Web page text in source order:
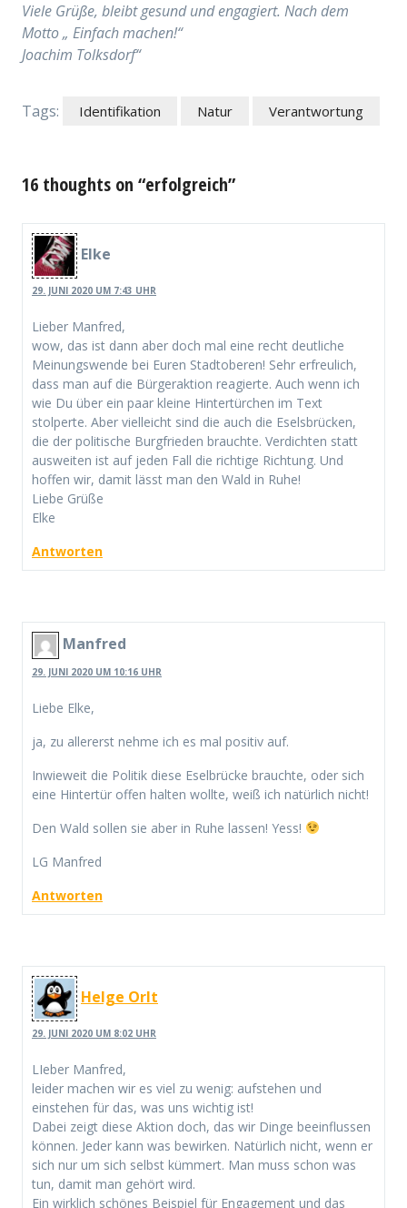
Viele Grüße, bleibt gesund und engagiert. Nach dem
Motto „ Einfach machen!“
Joachim Tolksdorf“
Tags: Identifikation Natur Verantwortung
16 thoughts on “erfolgreich”
Elke
29. JUNI 2020 UM 7:43 UHR
Lieber Manfred,
wow, das ist dann aber doch mal eine recht deutliche
Meinungswende bei Euren Stadtoberen! Sehr erfreulich,
dass man auf die Bürgeraktion reagierte. Auch wenn ich
wie Du über ein paar kleine Hintertürchen im Text
stolperte. Aber vielleicht sind die auch die Eselsbrücken,
die der politische Burgfrieden brauchte. Verdichten statt
ausweiten ist auf jeden Fall die richtige Richtung. Und
hoffen wir, damit lässt man den Wald in Ruhe!
Liebe Grüße
Elke
Antworten
Manfred
29. JUNI 2020 UM 10:16 UHR
Liebe Elke,
ja, zu allererst nehme ich es mal positiv auf.
Inwieweit die Politik diese Eselbrücke brauchte, oder sich
eine Hintertür offen halten wollte, weiß ich natürlich nicht!
Den Wald sollen sie aber in Ruhe lassen! Yess!
LG Manfred
Antworten
Helge Orlt
29. JUNI 2020 UM 8:02 UHR
LIeber Manfred,
leider machen wir es viel zu wenig: aufstehen und
einstehen für das, was uns wichtig ist!
Dabei zeigt diese Aktion doch, das wir Dinge beeinflussen
können. Jeder kann was bewirken. Natürlich nicht, wenn er
sich nur um sich selbst kümmert. Man muss schon was
tun, damit man gehört wird.
Ein wirklich schönes Beispiel für Engagement und das